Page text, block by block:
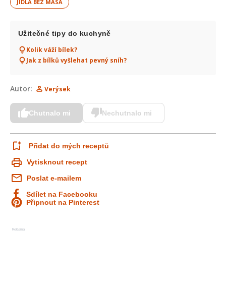
JÍDLA BEZ MASA
Užitečné tipy do kuchyně
Kolik váží bílek?
Jak z bílků vyšlehat pevný sníh?
Autor: Verýsek
Chutnalo mi Nechutnalo mi
Přidat do mých receptů
Vytisknout recept
Poslat e-mailem
Sdílet na Facebooku
Připnout na Pinterest
Reklama